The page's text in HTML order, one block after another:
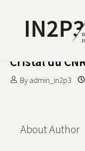
IN2P3 50 ANS
Cristal du
By admin_in2p3
About Author